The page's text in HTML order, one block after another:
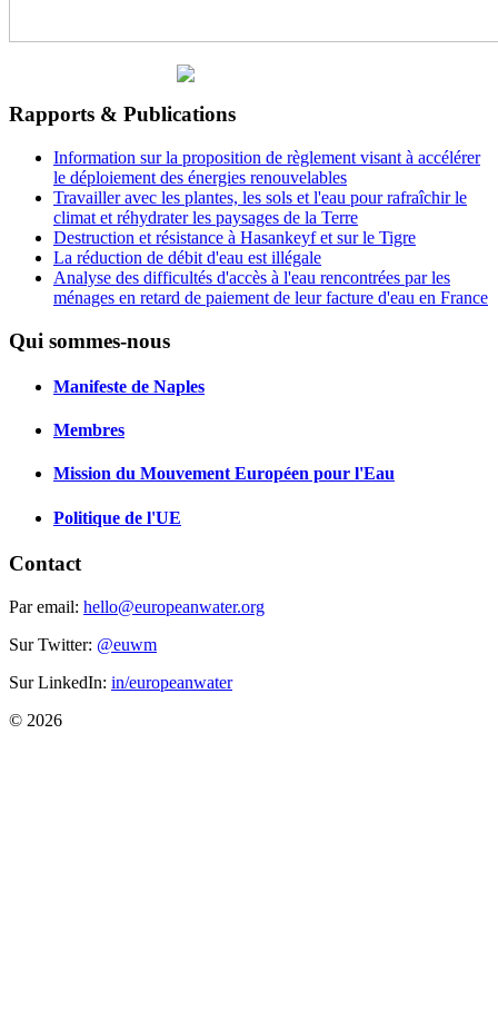
Rapports & Publications
Information sur la proposition de règlement visant à accélérer
le déploiement des énergies renouvelables
Travailler avec les plantes, les sols et l'eau pour rafraîchir le
climat et réhydrater les paysages de la Terre
Destruction et résistance à Hasankeyf et sur le Tigre
La réduction de débit d'eau est illégale
Analyse des difficultés d'accès à l'eau rencontrées par les
ménages en retard de paiement de leur facture d'eau en France
Qui sommes-nous
Manifeste de Naples
Membres
Mission du Mouvement Européen pour l'Eau
Politique de l'UE
Contact
Par email: hello@europeanwater.org
Sur Twitter: @euwm
Sur LinkedIn: in/europeanwater
© 2026